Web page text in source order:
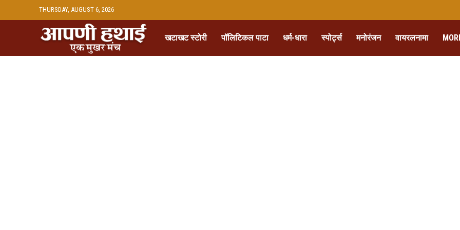
THURSDAY, AUGUST 6, 2026
खटाखट स्टोरी पॉलिटिकल पाटा धर्म-धारा स्पोर्ट्स मनोरंजन वायरलनामा